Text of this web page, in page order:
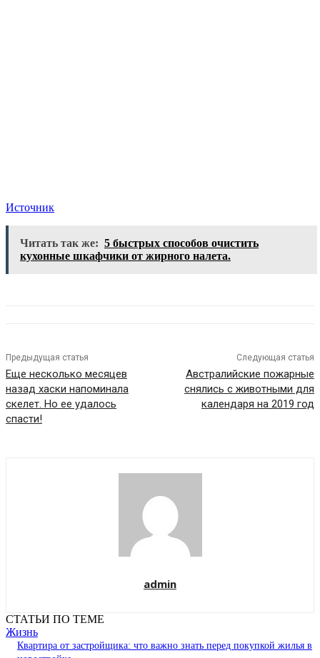
Источник
Читать так же: 5 быстрых способов очистить
кухонные шкафчики от жирного налета.
Предыдущая статья
Еще несколько месяцев
назад хаски напоминала
скелет. Но ее удалось
спасти!
Следующая статья
Австралийские пожарные
снялись с животными для
календаря на 2019 год
admin
СТАТЬИ ПО ТЕМЕ
Жизнь
Квартира от застройщика: что важно знать перед покупкой жилья в